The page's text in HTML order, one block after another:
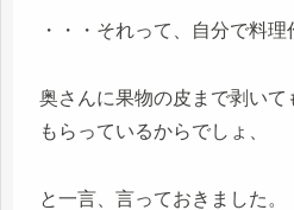
・・・それって、自分で料理
奥さんに果物の皮まで剥いて
もらっているからでしょ、
と一言、言っておきました。